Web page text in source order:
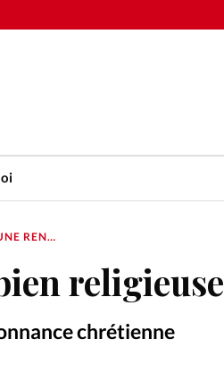
UNE RENTRÉE CINÉ BIEN RELIGIEUSE
religieuse
chrétienne